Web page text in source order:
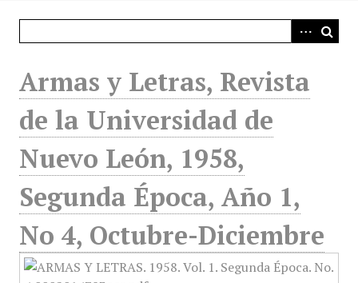
Armas y Letras, Revista
de la Universidad de
Nuevo León, 1958,
Segunda Época, Año 1,
No 4, Octubre-Diciembre